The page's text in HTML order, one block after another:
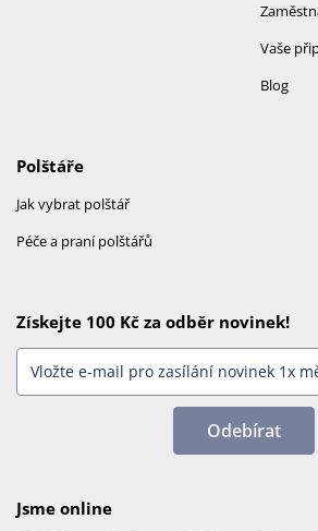
Vaše
Blog
Polštáře
Jak vybrat polštář
Péče a praní polštářů
Získejte 100 Kč za odběr novinek!
Odebírat
Jsme online